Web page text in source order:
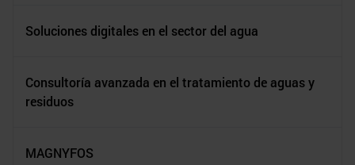
Soluciones digitales en el sector del agua
Consultoría avanzada en el tratamiento de aguas y
residuos
MAGNYFOS